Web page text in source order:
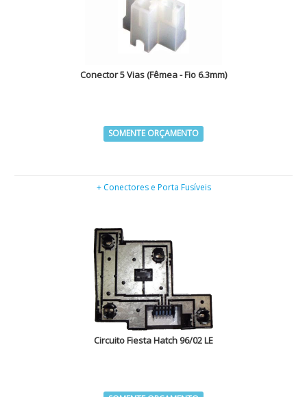
Conector 5 Vias (Fêmea - Fio 6.3mm)
SOMENTE ORÇAMENTO
+ Conectores e Porta Fusíveis
Circuito Fiesta Hatch 96/02 LE